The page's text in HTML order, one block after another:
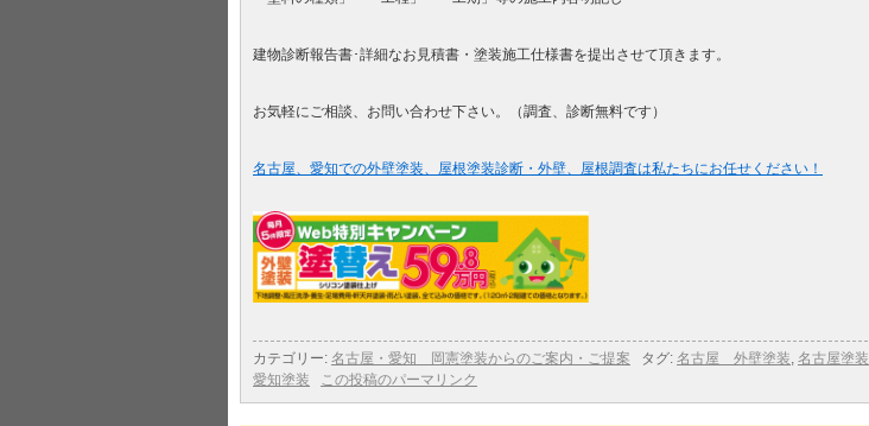
建物診断報告書･詳細なお見積書・塗装施工仕様書を提出させて頂きます。
お気軽にご相談、お問い合わせ下さい。（調査、診断無料です）
名古屋、愛知での外壁塗装、屋根塗装診断・外壁、屋根調査は私たちにお任せください！
カテゴリー: 名古屋・愛知 岡憲塗装からのご案内・ご提案 タグ: 名古屋 外壁塗装, 名古屋塗装
愛知塗装
この投稿のパーマリンク